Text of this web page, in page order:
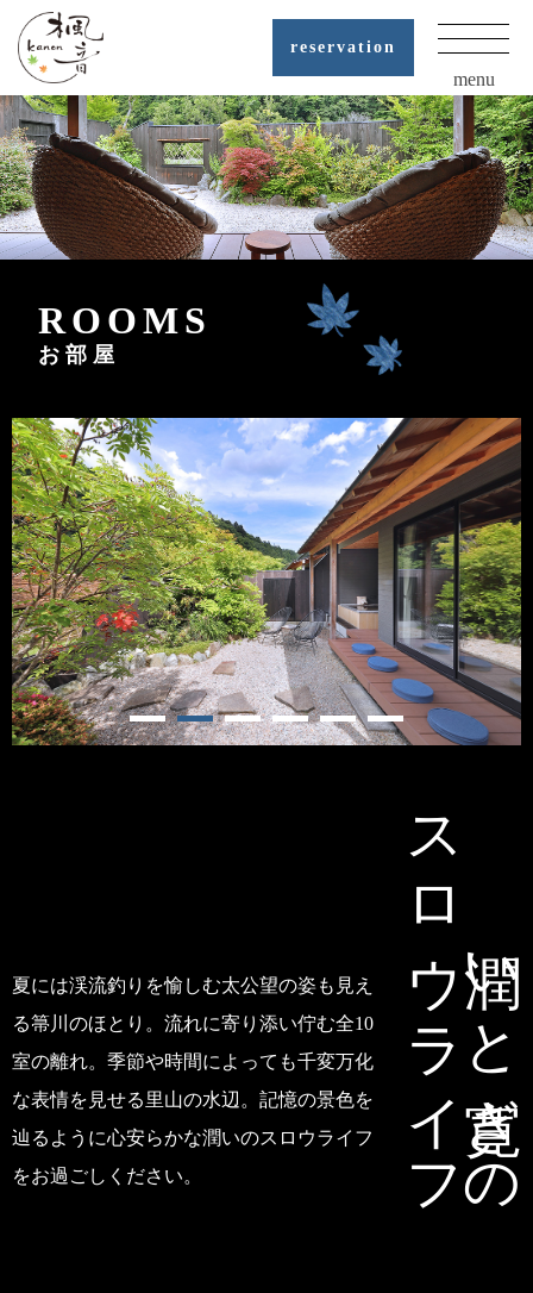
reservation
menu
ROOMS
お部屋
潤いと寛ぎの
スロウライフ
夏には渓流釣りを愉しむ太公望の姿も見え
る箒川のほとり。流れに寄り添い佇む全10
室の離れ。季節や時間によっても千変万化
な表情を見せる里山の水辺。記憶の景色を
辿るように心安らかな潤いのスロウライフ
をお過ごしください。